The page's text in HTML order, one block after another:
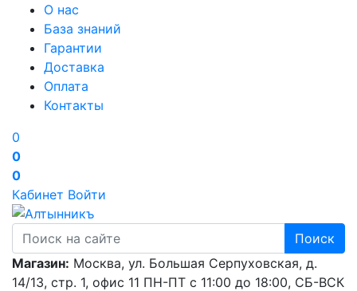
О нас
База знаний
Гарантии
Доставка
Оплата
Контакты
0
0
0
Кабинет Войти
Поиск
Магазин: Москва, ул. Большая Серпуховская, д.
14/13, стр. 1, офис 11 ПН-ПТ с 11:00 до 18:00, СБ-ВСК